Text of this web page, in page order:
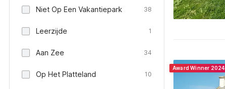
Niet Op Een Vakantiepark 38
Leerzijde 1
Aan Zee 34
Op Het Platteland 10
Award Winner 2024